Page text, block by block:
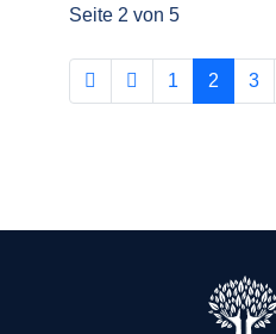
Seite 2 von 5
1 2 3